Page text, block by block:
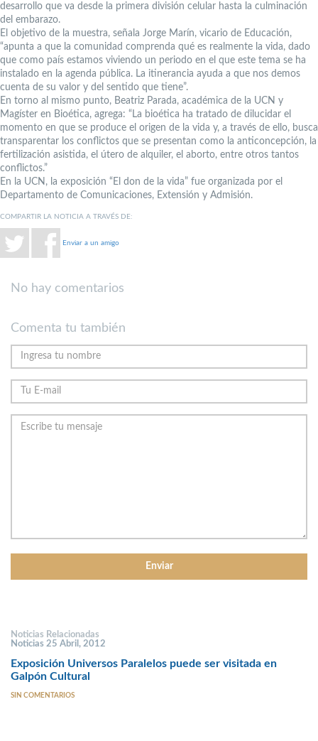
desarrollo que va desde la primera división celular hasta la culminación
del embarazo.
El objetivo de la muestra, señala Jorge Marín, vicario de Educación,
“apunta a que la comunidad comprenda qué es realmente la vida, dado
que como país estamos viviendo un periodo en el que este tema se ha
instalado en la agenda pública. La itinerancia ayuda a que nos demos
cuenta de su valor y del sentido que tiene”.
En torno al mismo punto, Beatriz Parada, académica de la UCN y
Magíster en Bioética, agrega: “La bioética ha tratado de dilucidar el
momento en que se produce el origen de la vida y, a través de ello, busca
transparentar los conflictos que se presentan como la anticoncepción, la
fertilización asistida, el útero de alquiler, el aborto, entre otros tantos
conflictos.”
En la UCN, la exposición “El don de la vida” fue organizada por el
Departamento de Comunicaciones, Extensión y Admisión.
COMPARTIR LA NOTICIA A TRAVÉS DE:
Enviar a un amigo
No hay comentarios
Comenta tu también
Noticias Relacionadas
Noticias 25 Abril, 2012
Exposición Universos Paralelos puede ser visitada en
Galpón Cultural
SIN COMENTARIOS